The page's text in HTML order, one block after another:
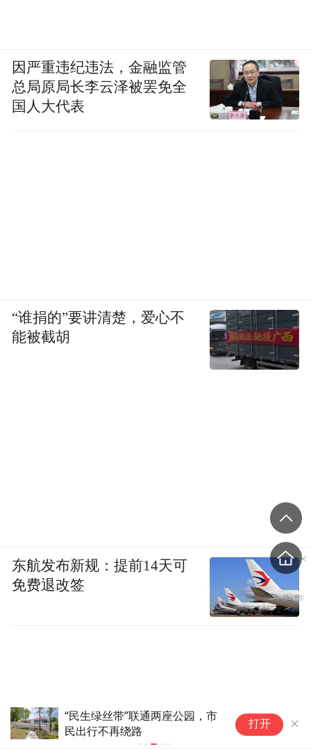
“民生绿丝带”联通两座公园，市
民出行不再绕路
产业发展开
业曲线看产
打开
因严重违纪违法，金融监管
总局原局长李云泽被罢免全
国人大代表
“谁捐的”要讲清楚，爱心不
能被截胡
东航发布新规：提前14天可
免费退改签